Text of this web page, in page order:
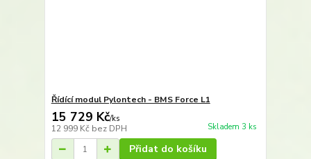
Řídící modul Pylontech - BMS Force L1
15 729 Kč/ks
12 999 Kč bez DPH Skladem 3 ks
Přidat do košíku